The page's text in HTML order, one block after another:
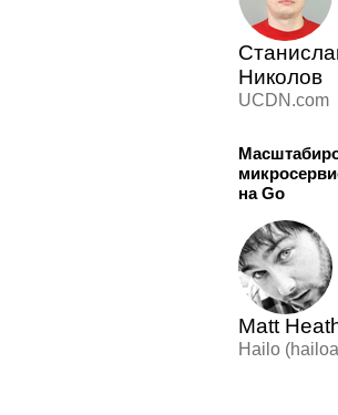
Николов
UCDN.com
на Go
Matt
Hailo